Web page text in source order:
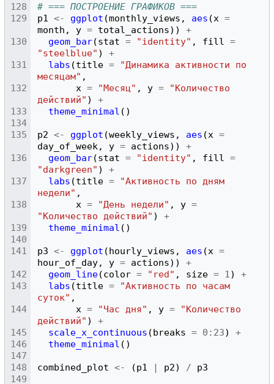
# === ПОСТРОЕНИЕ ГРАФИКОВ ===
p1
<- ggplot (monthly_views , aes (x =
month , y = total_actions))
+
geom_bar(stat = "identity" , fill
=
"steelblue" )
+
labs (title =
"Динамика активности по
месяцам" ,
x = "Месяц" , y =
"Количество
действий" )
+
theme_minimal ()
p2 <- ggplot (weekly_views , aes (x =
day_of_week , y = actions))
+
geom_bar(stat = "identity" , fill
=
"darkgreen" )
+
labs (title =
"Активность по дням
недели" ,
x = "День недели" , y =
"Количество действий" )
+
theme_minimal ()
p3 <- ggplot (hourly_views , aes (x =
hour_of_day, y = actions))
+
geom_line(color = "red" , size = 1 )
+
labs (title =
"Активность по часам
суток" ,
x = "Час дня" , y =
"Количество
действий" )
+
scale_x_continuous (breaks = 0 : 23)
+
theme_minimal ()
combined_plot <- (p1 | p2) / p3